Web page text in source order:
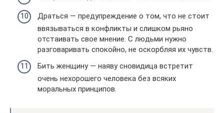
Драться — предупреждение о том, что не стоит
ввязываться в конфликты и слишком рьяно
отстаивать свое мнение. С людьми нужно
разговаривать спокойно, не оскорбляя их чувств.
Бить женщину — наяву сновидица встретит
очень нехорошего человека без всяких
моральных принципов.